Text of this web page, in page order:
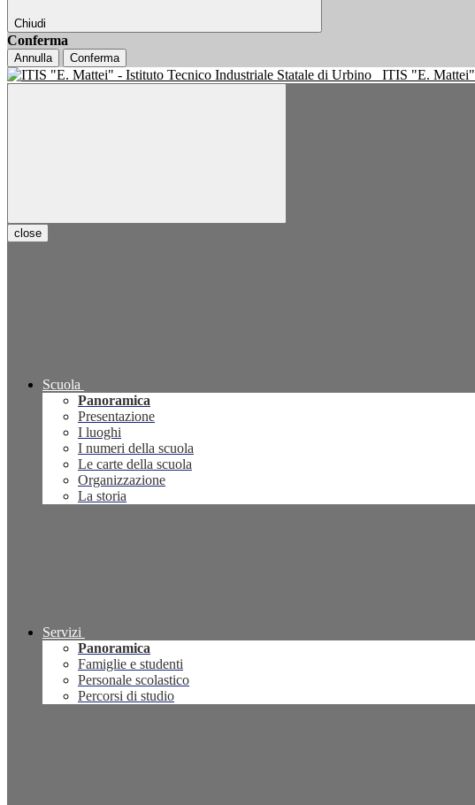
Chiudi
Conferma
Annulla Conferma
ITIS "E. Mattei"
close
Scuola
Panoramica
Presentazione
I luoghi
I numeri della scuola
Le carte della scuola
Organizzazione
La storia
Servizi
Panoramica
Famiglie e studenti
Personale scolastico
Percorsi di studio